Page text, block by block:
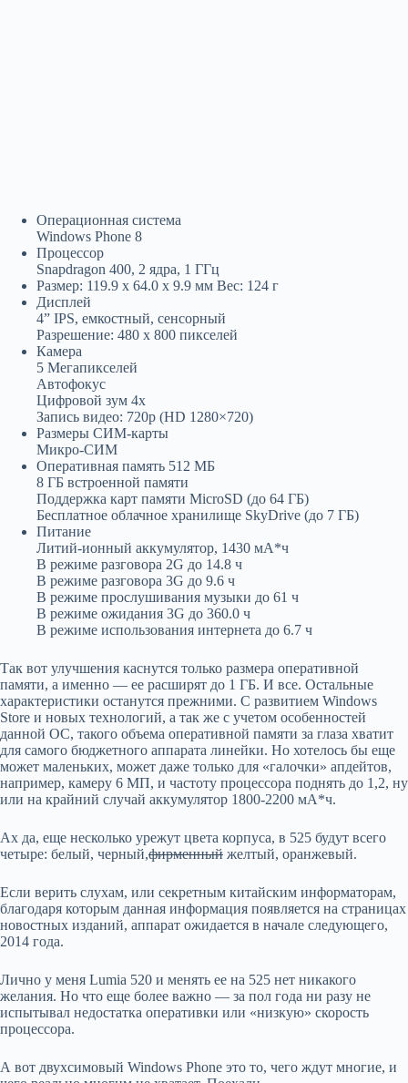
Операционная система
Windows Phone 8
Процессор
Snapdragon 400, 2 ядра, 1 ГГц
Размер: 119.9 x 64.0 x 9.9 мм Вес: 124 г
Дисплей
4” IPS, емкостный, сенсорный
Разрешение: 480 x 800 пикселей
Камера
5 Мегапикселей
Автофокус
Цифровой зум 4x
Запись видео: 720p (HD 1280×720)
Размеры СИМ-карты
Микро-СИМ
Оперативная память 512 МБ
8 ГБ встроенной памяти
Поддержка карт памяти MicroSD (до 64 ГБ)
Бесплатное облачное хранилище SkyDrive (до 7 ГБ)
Питание
Литий-ионный аккумулятор, 1430 мА*ч
В режиме разговора 2G до 14.8 ч
В режиме разговора 3G до 9.6 ч
В режиме прослушивания музыки до 61 ч
В режиме ожидания 3G до 360.0 ч
В режиме использования интернета до 6.7 ч
Так вот улучшения каснутся только размера оперативной
памяти, а именно — ее расширят до 1 ГБ. И все. Остальные
характеристики останутся прежними. С развитием Windows
Store и новых технологий, а так же с учетом особенностей
данной ОС, такого объема оперативной памяти за глаза хватит
для самого бюджетного аппарата линейки. Но хотелось бы еще
может маленьких, может даже только для «галочки» апдейтов,
например, камеру 6 МП, и частоту процессора поднять до 1,2, ну
или на крайний случай аккумулятор 1800-2200 мА*ч.
Ах да, еще несколько урежут цвета корпуса, в 525 будут всего
четыре: белый, черный,фирменный желтый, оранжевый.
Если верить слухам, или секретным китайским информаторам,
благодаря которым данная информация появляется на страницах
новостных изданий, аппарат ожидается в начале следующего,
2014 года.
Лично у меня Lumia 520 и менять ее на 525 нет никакого
желания. Но что еще более важно — за пол года ни разу не
испытывал недостатка оперативки или «низкую» скорость
процессора.
А вот двухсимовый Windows Phone это то, чего ждут многие, и